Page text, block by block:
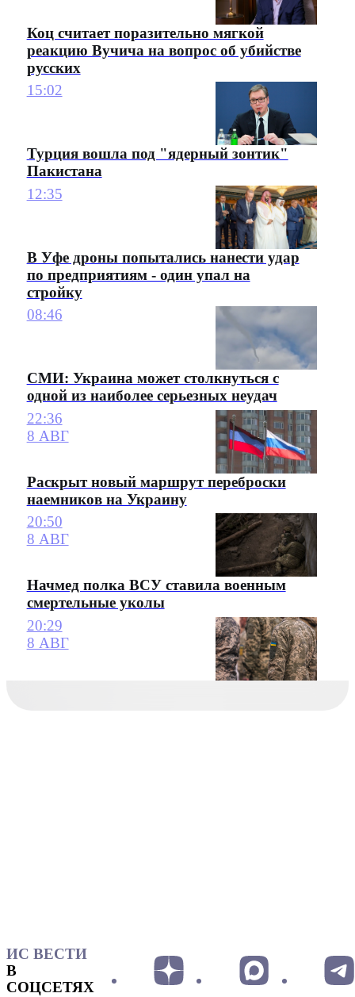
Коц считает поразительно мягкой
реакцию Вучича на вопрос об убийстве
русских
15:02
Турция вошла под "ядерный зонтик"
Пакистана
12:35
В Уфе дроны попытались нанести удар
по предприятиям - один упал на
стройку
08:46
СМИ: Украина может столкнуться с
одной из наиболее серьезных неудач
22:36
8 АВГ
Раскрыт новый маршрут переброски
наемников на Украину
20:50
8 АВГ
Начмед полка ВСУ ставила военным
смертельные уколы
20:29
8 АВГ
ИС ВЕСТИ
В
СОЦСЕТЯХ